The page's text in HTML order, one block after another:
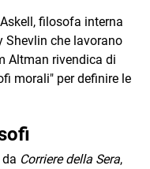
filosofa interna
Shevlin che lavorano
Altman rivendica di
morali" per definire le
Corriere della Sera,